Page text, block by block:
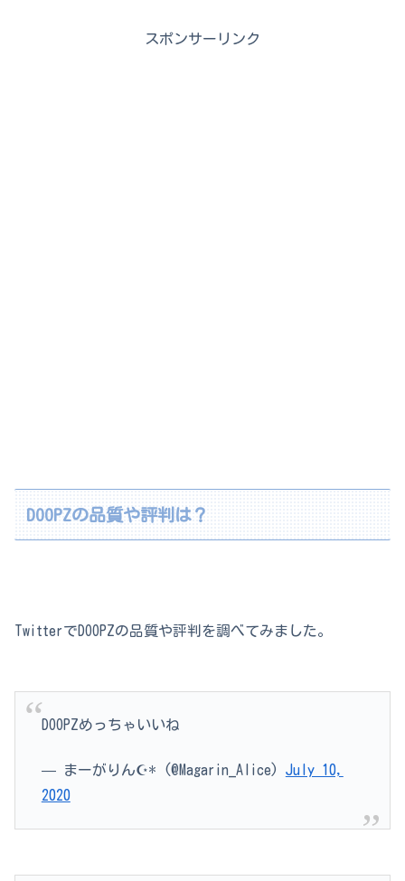
スポンサーリンク
DOOPZの品質や評判は？
TwitterでDOOPZの品質や評判を調べてみました。
DOOPZめっちゃいいね
— まーがりん☪︎* (@Magarin_Alice) July 10,
2020